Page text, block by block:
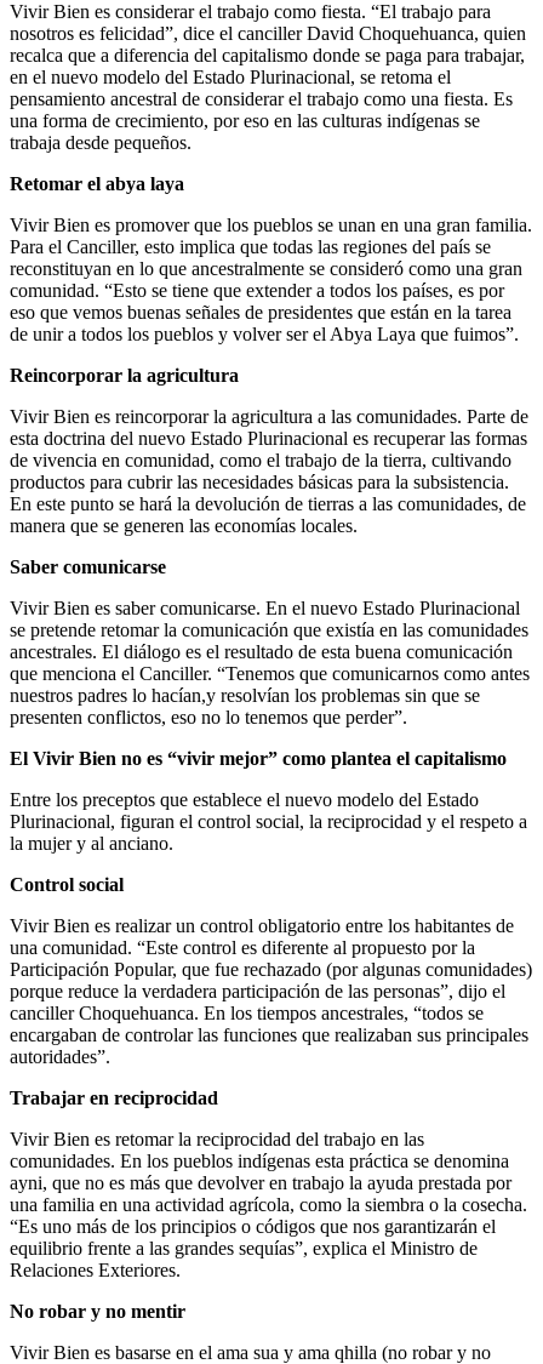
Vivir Bien es considerar el trabajo como fiesta. “El trabajo para
nosotros es felicidad”, dice el canciller David Choquehuanca, quien
recalca que a diferencia del capitalismo donde se paga para trabajar,
en el nuevo modelo del Estado Plurinacional, se retoma el
pensamiento ancestral de considerar el trabajo como una fiesta. Es
una forma de crecimiento, por eso en las culturas indígenas se
trabaja desde pequeños.
Retomar el abya laya
Vivir Bien es promover que los pueblos se unan en una gran familia.
Para el Canciller, esto implica que todas las regiones del país se
reconstituyan en lo que ancestralmente se consideró como una gran
comunidad. “Esto se tiene que extender a todos los países, es por
eso que vemos buenas señales de presidentes que están en la tarea
de unir a todos los pueblos y volver ser el Abya Laya que fuimos”.
Reincorporar la agricultura
Vivir Bien es reincorporar la agricultura a las comunidades. Parte de
esta doctrina del nuevo Estado Plurinacional es recuperar las formas
de vivencia en comunidad, como el trabajo de la tierra, cultivando
productos para cubrir las necesidades básicas para la subsistencia.
En este punto se hará la devolución de tierras a las comunidades, de
manera que se generen las economías locales.
Saber comunicarse
Vivir Bien es saber comunicarse. En el nuevo Estado Plurinacional
se pretende retomar la comunicación que existía en las comunidades
ancestrales. El diálogo es el resultado de esta buena comunicación
que menciona el Canciller. “Tenemos que comunicarnos como antes
nuestros padres lo hacían,y resolvían los problemas sin que se
presenten conflictos, eso no lo tenemos que perder”.
El Vivir Bien no es “vivir mejor” como plantea el capitalismo
Entre los preceptos que establece el nuevo modelo del Estado
Plurinacional, figuran el control social, la reciprocidad y el respeto a
la mujer y al anciano.
Control social
Vivir Bien es realizar un control obligatorio entre los habitantes de
una comunidad. “Este control es diferente al propuesto por la
Participación Popular, que fue rechazado (por algunas comunidades)
porque reduce la verdadera participación de las personas”, dijo el
canciller Choquehuanca. En los tiempos ancestrales, “todos se
encargaban de controlar las funciones que realizaban sus principales
autoridades”.
Trabajar en reciprocidad
Vivir Bien es retomar la reciprocidad del trabajo en las
comunidades. En los pueblos indígenas esta práctica se denomina
ayni, que no es más que devolver en trabajo la ayuda prestada por
una familia en una actividad agrícola, como la siembra o la cosecha.
“Es uno más de los principios o códigos que nos garantizarán el
equilibrio frente a las grandes sequías”, explica el Ministro de
Relaciones Exteriores.
No robar y no mentir
Vivir Bien es basarse en el ama sua y ama qhilla (no robar y no